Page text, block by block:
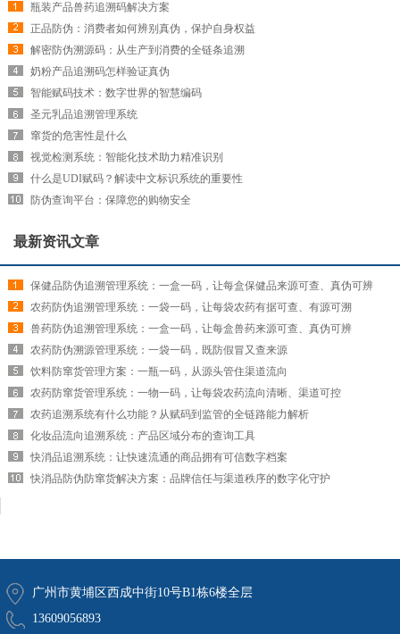
瓶装产品兽药追溯码解决方案
正品防伪：消费者如何辨别真伪，保护自身权益
解密防伪溯源码：从生产到消费的全链条追溯
奶粉产品追溯码怎样验证真伪
智能赋码技术：数字世界的智慧编码
圣元乳品追溯管理系统
窜货的危害性是什么
视觉检测系统：智能化技术助力精准识别
什么是UDI赋码？解读中文标识系统的重要性
防伪查询平台：保障您的购物安全
最新资讯文章
保健品防伪追溯管理系统：一盒一码，让每盒保健品来源可查、真伪可辨
农药防伪追溯管理系统：一袋一码，让每袋农药有据可查、有源可溯
兽药防伪追溯管理系统：一盒一码，让每盒兽药来源可查、真伪可辨
农药防伪溯源管理系统：一袋一码，既防假冒又查来源
饮料防窜货管理方案：一瓶一码，从源头管住渠道流向
农药防窜货管理系统：一物一码，让每袋农药流向清晰、渠道可控
农药追溯系统有什么功能？从赋码到监管的全链路能力解析
化妆品流向追溯系统：产品区域分布的查询工具
快消品追溯系统：让快速流通的商品拥有可信数字档案
快消品防伪防窜货解决方案：品牌信任与渠道秩序的数字化守护
广州市黄埔区西成中街10号B1栋6楼全层
13609056893